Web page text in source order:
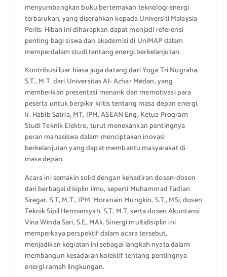
menyumbangkan buku bertemakan teknologi energi
terbarukan, yang diserahkan kepada Universiti Malaysia
Perlis. Hibah ini diharapkan dapat menjadi referensi
penting bagi siswa dan akademisi di UniMAP dalam
memperdalam studi tentang energi berkelanjutan.
Kontribusi luar biasa juga datang dari Yoga Tri Nugraha,
S.T., M.T. dari Universitas Al- Azhar Medan, yang
memberikan presentasi menarik dan memotivasi para
peserta untuk berpikir kritis tentang masa depan energi.
Ir. Habib Satria, MT, IPM, ASEAN Eng, Ketua Program
Studi Teknik Elektro, turut menekankan pentingnya
peran mahasiswa dalam menciptakan inovasi
berkelanjutan yang dapat membantu masyarakat di
masa depan.
Acara ini semakin solid dengan kehadiran dosen-dosen
dari berbagai disiplin ilmu, seperti Muhammad Fadlan
Siregar, S.T, M.T., IPM, Moranain Mungkin, S.T., MSi, dosen
Teknik Sipil Hermansyah, S.T, M.T, serta dosen Akuntansi
Vina Winda Sari, S.E, MAk. Sinergi multidisiplin ini
memperkaya perspektif dalam acara tersebut,
menjadikan kegiatan ini sebagai langkah nyata dalam
membangun kesadaran kolektif tentang pentingnya
energi ramah lingkungan.